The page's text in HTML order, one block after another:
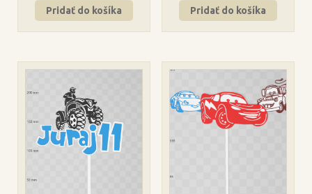
Pridať do košíka Pridať do košíka